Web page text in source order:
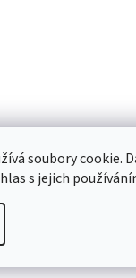
soubory cookie.
s jejich